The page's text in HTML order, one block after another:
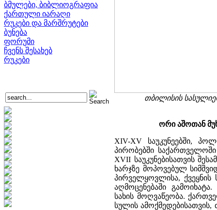
ბმულები, ბიბლიოგრაფია
ქართული იარაღი
რუკები და მარშრუტები
ბუნება
ფორუმი
ჩვენს შესახებ
რუკები
თბილისის
ორი აშოთან
XIV-XV საუკუნეებში,
პირობებში
XVII საუკუნებისათვის
ხარჯზე მოპოვებულ
პირველყოვლისა, ქვეყნის
აღმოცენებაში
სახის მოღვაწეობა.
სულის